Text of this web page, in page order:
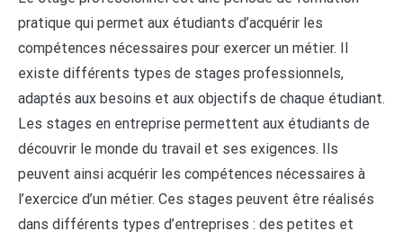
pratique qui permet aux étudiants d’acquérir les
compétences nécessaires pour exercer un métier. Il
existe différents types de stages professionnels,
adaptés aux besoins et aux objectifs de chaque étudiant.
Les stages en entreprise permettent aux étudiants de
découvrir le monde du travail et ses exigences. Ils
peuvent ainsi acquérir les compétences nécessaires à
l’exercice d’un métier. Ces stages peuvent être réalisés
dans différents types d’entreprises : des petites et